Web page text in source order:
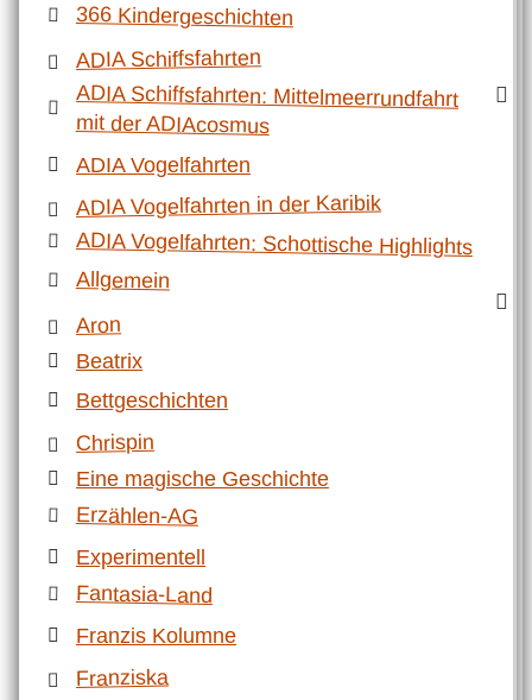
366 Kindergeschichten
ADIA Schiffsfahrten
ADIA Schiffsfahrten: Mittelmeerrundfahrt
mit der ADIAcosmus
ADIA Vogelfahrten
ADIA Vogelfahrten in der Karibik
ADIA Vogelfahrten: Schottische Highlights
Allgemein
Aron
Beatrix
Bettgeschichten
Chrispin
Eine magische Geschichte
Erzählen-AG
Experimentell
Fantasia-Land
Franzis Kolumne
Franziska